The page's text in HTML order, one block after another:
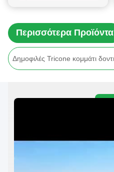
Περισσότερα Προϊόντα